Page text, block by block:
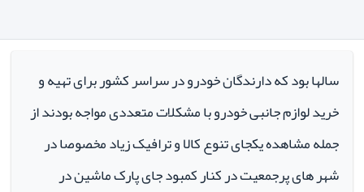
سالها بود که دارندگان خودرو در سراسر کشور برای تهیه و
خرید لوازم جانبی خودرو با مشکلات متعددی مواجه بودند از
جمله مشاهده یکجای تنوع کالا و ترافیک زیاد مخصوصا در
شهر های پرجمعیت در کنار کمبود جای پارک ماشین در